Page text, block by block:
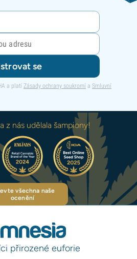
se
a platí Zásady ochrany soukromí a Smluvní
z nás udělala šampiony!
všechna naše
ocenění
přirozené euforie